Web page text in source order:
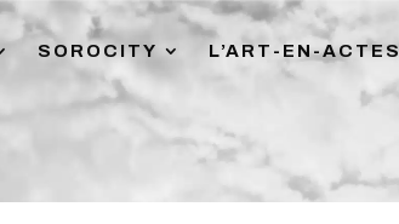
SOROCITY L’ART-EN-ACTES